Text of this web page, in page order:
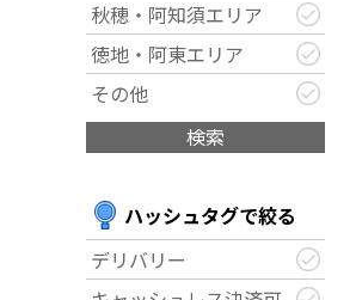
秋穂・阿知須エリア
徳地・阿東エリア
その他
検索
ハッシュタグで絞る
デリバリー